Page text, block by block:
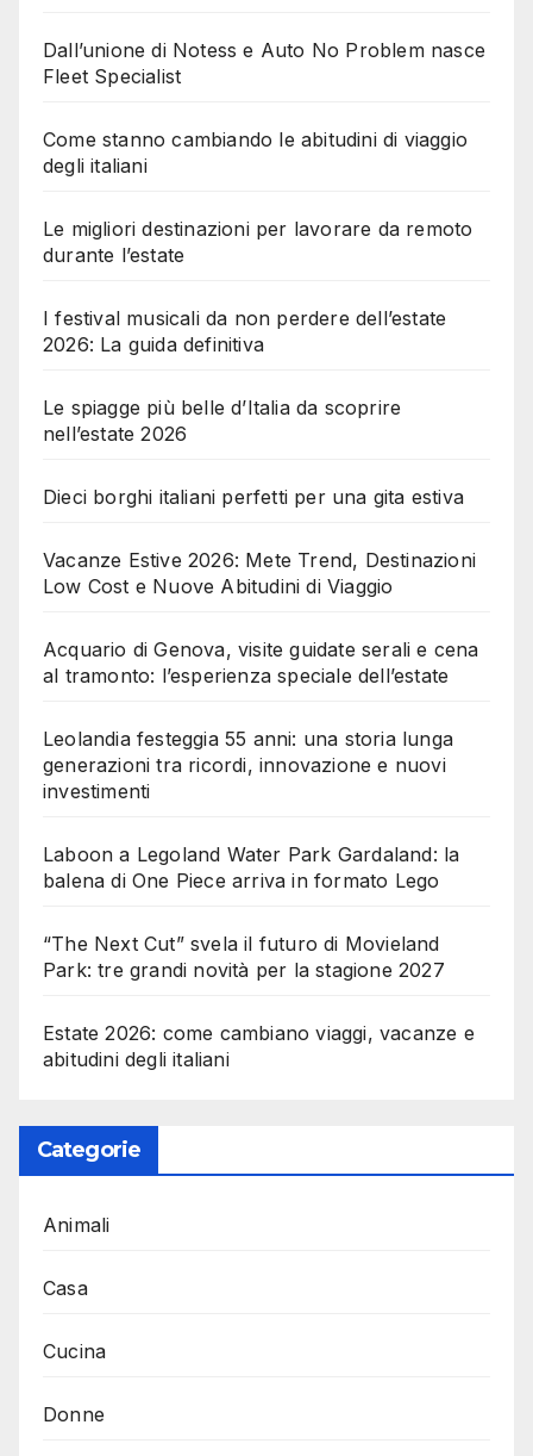
Dall’unione di Notess e Auto No Problem nasce
Fleet Specialist
Come stanno cambiando le abitudini di viaggio
degli italiani
Le migliori destinazioni per lavorare da remoto
durante l’estate
I festival musicali da non perdere dell’estate
2026: La guida definitiva
Le spiagge più belle d’Italia da scoprire
nell’estate 2026
Dieci borghi italiani perfetti per una gita estiva
Vacanze Estive 2026: Mete Trend, Destinazioni
Low Cost e Nuove Abitudini di Viaggio
Acquario di Genova, visite guidate serali e cena
al tramonto: l’esperienza speciale dell’estate
Leolandia festeggia 55 anni: una storia lunga
generazioni tra ricordi, innovazione e nuovi
investimenti
Laboon a Legoland Water Park Gardaland: la
balena di One Piece arriva in formato Lego
“The Next Cut” svela il futuro di Movieland
Park: tre grandi novità per la stagione 2027
Estate 2026: come cambiano viaggi, vacanze e
abitudini degli italiani
Categorie
Animali
Casa
Cucina
Donne